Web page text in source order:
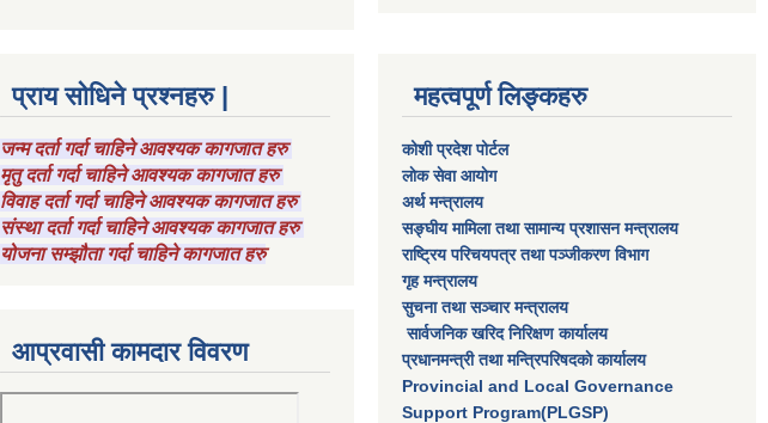
प्राय सोधिने प्रश्नहरु |
जन्म दर्ता गर्दा चाहिने आवश्यक कागजात हरु
मृतु दर्ता गर्दा चाहिने आवश्यक कागजात हरु
विवाह दर्ता गर्दा चाहिने आवश्यक कागजात हरु
संस्था दर्ता गर्दा चाहिने आवश्यक कागजात हरु
योजना सम्झौता गर्दा चाहिने कागजात हरु
आप्रवासी कामदार विवरण
महत्वपूर्ण लिङ्कहरु
कोशी प्रदेश पोर्टल
लाेक सेवा आयाेग
अर्थ मन्त्रालय
सङ्घीय मामिला तथा सामान्य प्रशासन मन्त्रालय
राष्‍ट्रिय परिचयपत्र तथा पञ्‍जीकरण विभाग
गृह मन्त्रालय
सुचना तथा सञ्चार मन्त्रालय
सार्वजनिक खरिद निरिक्षण कार्यालय
प्रधानमन्त्री तथा मन्त्रिपरिषदकाे कार्यालय
Provincial and Local Governance
Support Program(PLGSP)